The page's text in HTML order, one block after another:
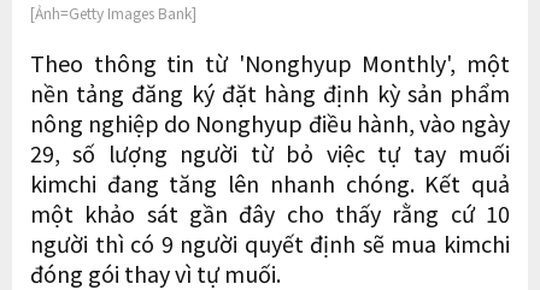
[Ảnh=Getty Images Bank]
Theo thông tin từ 'Nonghyup Monthly', một
nền tảng đăng ký đặt hàng định kỳ sản phẩm
nông nghiệp do Nonghyup điều hành, vào ngày
29, số lượng người từ bỏ việc tự tay muối
kimchi đang tăng lên nhanh chóng. Kết quả
một khảo sát gần đây cho thấy rằng cứ 10
người thì có 9 người quyết định sẽ mua kimchi
đóng gói thay vì tự muối.